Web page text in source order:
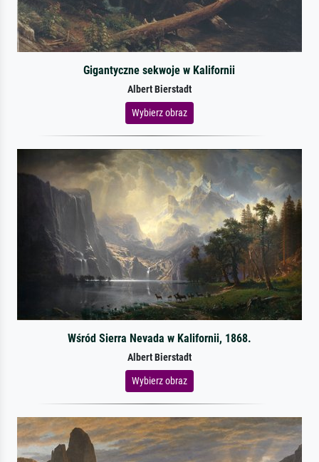
Gigantyczne sekwoje w Kalifornii
Albert Bierstadt
Wybierz obraz
Wśród Sierra Nevada w Kalifornii, 1868.
Albert Bierstadt
Wybierz obraz